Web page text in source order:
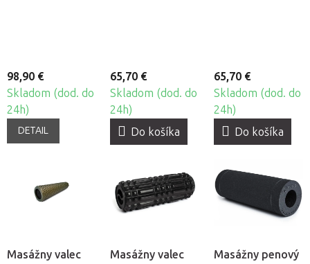
98,90 €
Skladom (dod. do
24h)
DETAIL
65,70 €
Skladom (dod. do
24h)
Do košíka
65,70 €
Skladom (dod. do
24h)
Do košíka
Masážny valec
Masážny valec
Masážny penový